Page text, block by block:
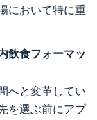
において特に重
飲食フォーマッ
へと変革してい
を選ぶ前にアプ